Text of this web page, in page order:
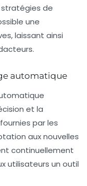
de
une
laissant ainsi
automatique
et la
par les
aux nouvelles
continuellement
utilisateurs un outil